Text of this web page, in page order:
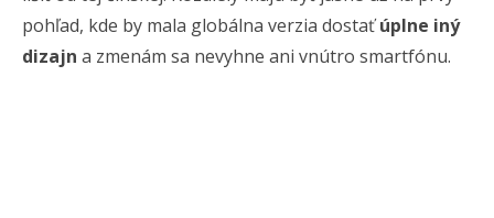
pohľad, kde by mala globálna verzia dostaťúplne iný
dizajn a zmenám sa nevyhne ani vnútro smartfónu.